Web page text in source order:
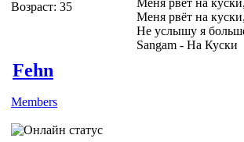
Возраст: 35
Меня рвёт на
Не услышу я
Sangam - На Куски
Fehn
Members